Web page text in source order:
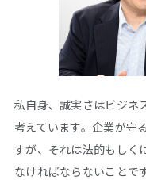
私自身、誠実さはビジネ
考えています。企業が守
すが、それは法的もしく
なければならないことで